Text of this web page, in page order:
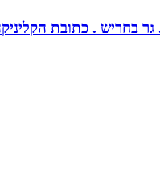
: רחוב כלנית 30 חריש . מנחה